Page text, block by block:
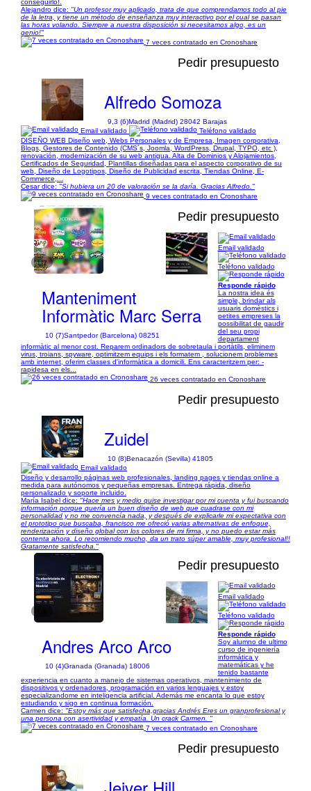
conseguirlo!.
Alejandro dice: "Un profesor muy aplicado, trata de que comprendamos todo al pie
de la letra, y tiene un método de enseñanza muy interactivo por el cual se pasan
las horas volando. Siempre a nuestra disposición si necesitamos algo, es un
genio!"
7 veces contratado en Cronoshare
Pedir presupuesto
Alfredo Somoza
9,3 (6)Madrid (Madrid) 28042 Barajas
Email validado
Teléfono validado
DISEÑO WEB Diseño web, Webs Personales y de Empresa, Imagen corporativa,
Blogs, Gestores de Contenido (CMS´s, Joomla, WordPress, Drupal, TYPO, etc ),
renovación, modernización de su web antigua. Alta de Dominios y Alojamientos,
Certificados de Seguridad, Plantillas diseñadas para el aspecto corporativo de su
web, Diseño de Logotipos, Diseño de Publicidad escrita, Tiendas Online, E-
Commerce,...
Cesar dice: "Si hubiera un 20 de valoración se la daría. Gracias Alfredo."
9 veces contratado en Cronoshare
1/7
Pedir presupuesto
Manteniment
Informàtic Marc Serra
10 (7)Santpedor (Barcelona) 08251
Email validado
Teléfono validado
Responde rápido
La nostra idea és
simple, brindar als
usuaris domèstics i
petites empreses la
possibilitat de gaudir
del seu propi
departament
informàtic al menor cost. Reparem ordinadors de sobretaula i portàtils, eliminem
virus, troians, spyware, optimitzem equips i els formatem , solucionem problemes
amb internet, oferim classes d'informàtica a domicili. Ens caracteritzem per: -
rapidesa en els...
26 veces contratado en Cronoshare
Pedir presupuesto
Zuidel
10 (8)Benacazón (Sevilla) 41805
Email validado
Diseño y desarrollo páginas web profesionales, landing pages y tiendas online a
medida para autónomos y pequeñas empresas. Entrega rápida, diseño
personalizado y soporte incluido.
María Isabel dice: "Hace mes y medio quise investigar por mi cuenta y fui buscando
información porque quería un buen diseño de web que cuadrase con mi
personalidad y no me convencía nada, y después de explicarle mi expectativa con
el prototipo que buscaba, francisco me ofreció varias alternativas de enfoque,
renderización y diseño global con los colores de mi firma, y no puedo estar más
contenta ahora. Lo recomiendo mucho, da un trato súper amable, muy profesional!!
Gratamente satisfecha."
Pedir presupuesto
Andres Arco Arco
10 (4)Granada (Granada) 18006
Email validado
Teléfono validado
Responde rápido
Soy alumno de ultimo
curso de ingeniería
informática y
matemáticas y he
tenido bastante
experiencia en cuanto a manejo de sistemas operativos, mantenimiento de
dispositivos y ordenadores, programación en varios lenguajes y estoy
especializandome en inteligencia artificial. Además me encanta lo que estoy
estudiando y sigo en continua formación.
Carmen dice: "Estoy más que satisfecha,gracias Andrés Eres un granprofesional y
una persona con asertividad y empatía. Un crack Carmen. "
7 veces contratado en Cronoshare
Pedir presupuesto